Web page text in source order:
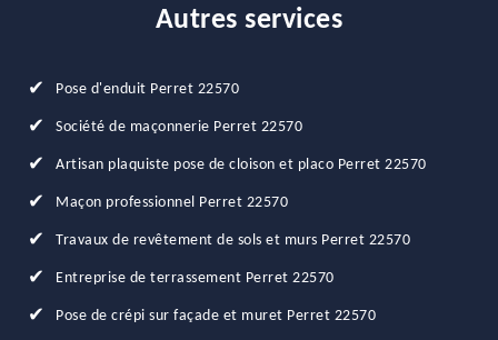
Autres services
Pose d'enduit Perret 22570
Société de maçonnerie Perret 22570
Artisan plaquiste pose de cloison et placo Perret 22570
Maçon professionnel Perret 22570
Travaux de revêtement de sols et murs Perret 22570
Entreprise de terrassement Perret 22570
Pose de crépi sur façade et muret Perret 22570